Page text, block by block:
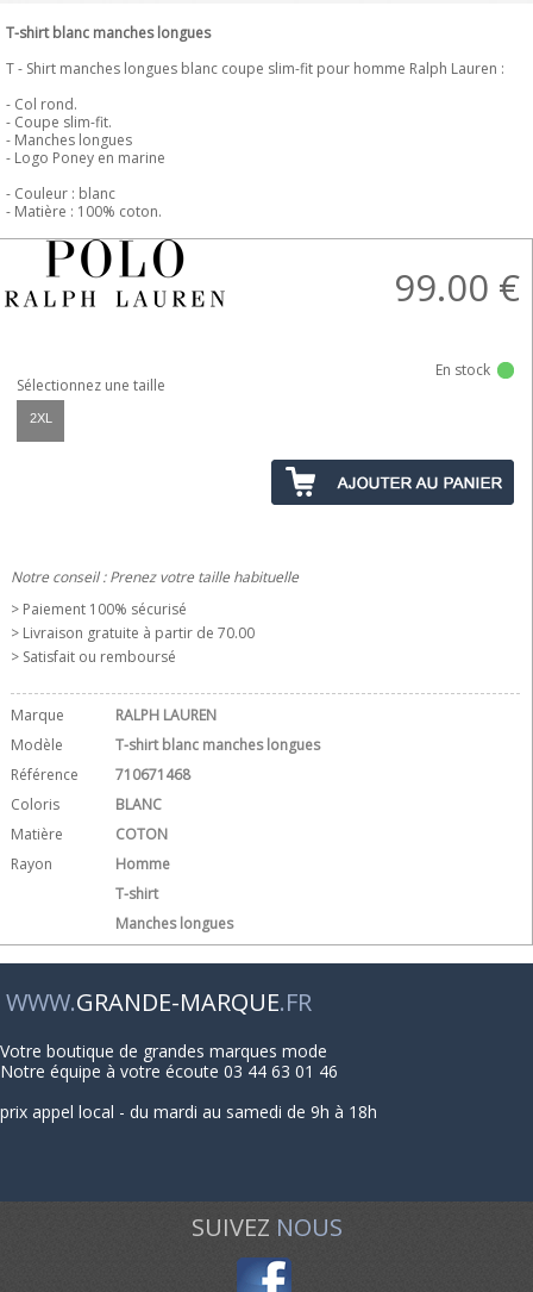
T-shirt blanc manches longues
T - Shirt manches longues blanc coupe slim-fit pour homme Ralph Lauren :
- Col rond.
- Coupe slim-fit.
- Manches longues
- Logo Poney en marine
- Couleur : blanc
- Matière : 100% coton.
99.00 €
En stock
Sélectionnez une taille
2XL
Notre conseil : Prenez votre taille habituelle
> Paiement 100% sécurisé
> Livraison gratuite à partir de 70.00 
> Satisfait ou remboursé
Marque
RALPH LAUREN
Modèle
T-shirt blanc manches longues
Référence
710671468
Coloris
BLANC
Matière
COTON
Rayon
Homme
T-shirt
Manches longues
WWW.GRANDE-MARQUE.FR
Votre boutique de grandes marques mode
Notre équipe à votre écoute 03 44 63 01 46
prix appel local - du mardi au samedi de 9h à 18h
SUIVEZ NOUS